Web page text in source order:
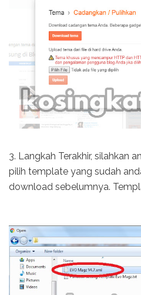
3. Langkah Terakhir, silahkan
pilih template yang sudah
download sebelumnya.